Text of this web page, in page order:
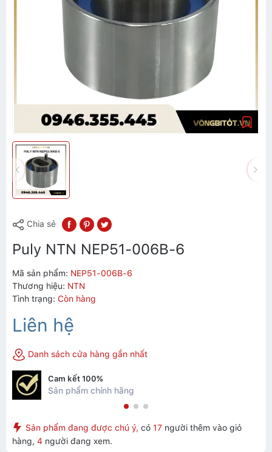
Chia sẻ
Puly NTN NEP51-006B-6
Mã sản phẩm: NEP51-006B-6
Thương hiệu: NTN
Tình trạng: Còn hàng
Liên hệ
Danh sách cửa hàng gần nhất
Cam kết 100%
Sản phẩm chính hãng
Sản phẩm đang được chú ý, có 17 người thêm vào giỏ
hàng, 4 người đang xem.